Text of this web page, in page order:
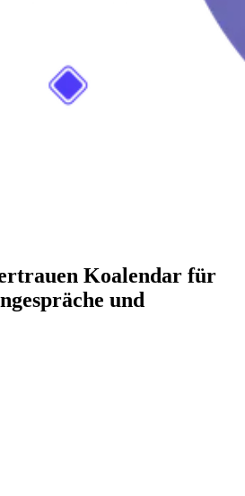
Koalendar für
und